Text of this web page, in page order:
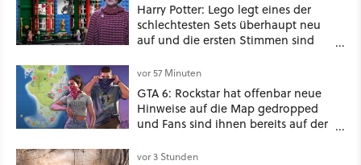
Harry Potter: Lego legt eines der
schlechtesten Sets überhaupt neu
auf und die ersten Stimmen sind
vor 57 Minuten
GTA 6: Rockstar hat offenbar neue
Hinweise auf die Map gedropped
und Fans sind ihnen bereits auf der
vor 3 Stunden